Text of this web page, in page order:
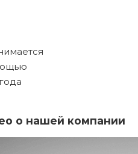
о нашей компании